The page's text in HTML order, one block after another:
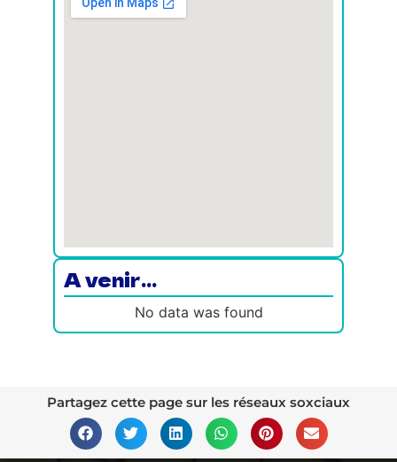
A venir...
No data was found
Partagez cette page sur les réseaux soxciaux